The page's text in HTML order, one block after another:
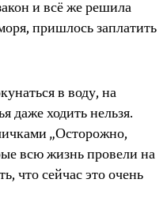
и всё же решила
пришлось заплатить
в воду, на
даже ходить нельзя.
„Осторожно,
всю жизнь провели на
что сейчас это очень